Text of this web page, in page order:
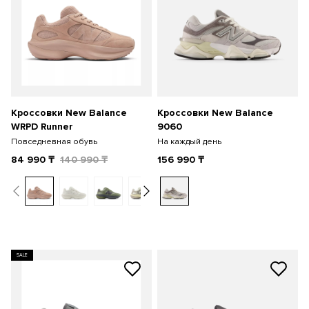
Кроссовки New Balance
WRPD Runner
Повседневная обувь
84 990 ₸ 140 990₸
Кроссовки New Balance
9060
На каждый день
156 990 ₸
SALE